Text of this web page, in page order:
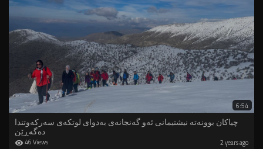
6:54
چیاکان بوونەتە نیشتیمانی ئەو گەنجانەى بەدوای لوتکەى سەرکەوتندا
دەگەڕێن
46 Views 2 years ago